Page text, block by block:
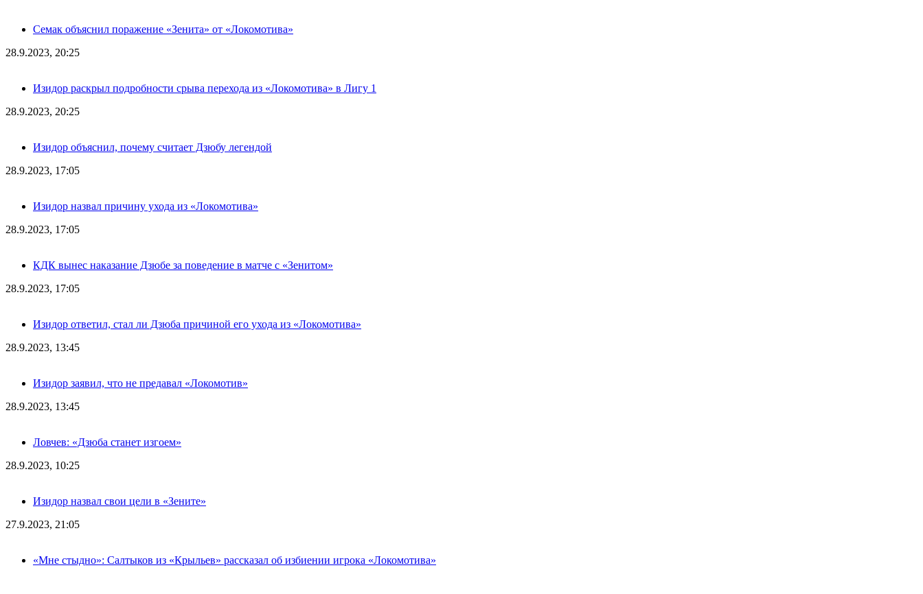
Семак объяснил поражение «Зенита» от «Локомотива»
28.9.2023, 20:25
Изидор раскрыл подробности срыва перехода из «Локомотива» в Лигу 1
28.9.2023, 20:25
Изидор объяснил, почему считает Дзюбу легендой
28.9.2023, 17:05
Изидор назвал причину ухода из «Локомотива»
28.9.2023, 17:05
КДК вынес наказание Дзюбе за поведение в матче с «Зенитом»
28.9.2023, 17:05
Изидор ответил, стал ли Дзюба причиной его ухода из «Локомотива»
28.9.2023, 13:45
Изидор заявил, что не предавал «Локомотив»
28.9.2023, 13:45
Ловчев: «Дзюба станет изгоем»
28.9.2023, 10:25
Изидор назвал свои цели в «Зените»
27.9.2023, 21:05
«Мне стыдно»: Салтыков из «Крыльев» рассказал об избиении игрока «Локомотива»